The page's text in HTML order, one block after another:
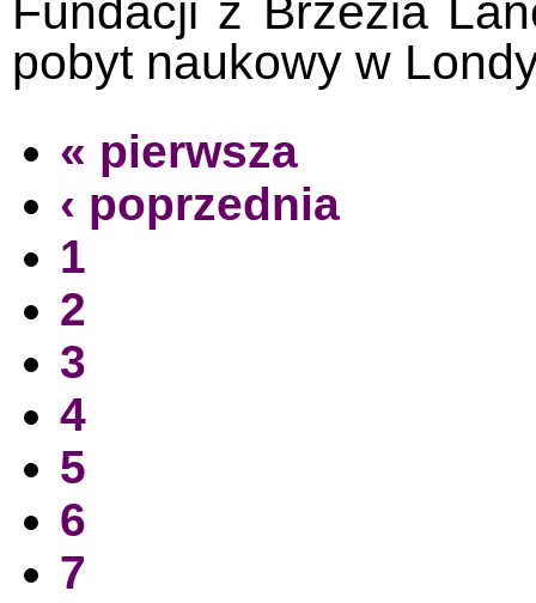
Fundacji z Brzezia
pobyt naukowy w
« pierwsza
‹ poprzednia
1
2
3
4
5
6
7